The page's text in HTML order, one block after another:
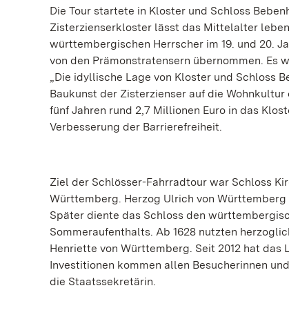
Die Tour startete in Kloster und Schloss
Zisterzienserkloster lässt das Mittelalter
württembergischen Herrscher im 19. und 20.
von den Prämonstratensern übernommen. Es
„Die idyllische Lage von Kloster und Schloss
Baukunst der Zisterzienser auf die
fünf Jahren rund 2,7 Millionen Euro in das
Verbesserung der Barrierefreiheit.
Ziel der Schlösser-Fahrradtour war Schloss
Württemberg. Herzog Ulrich von
Später diente das Schloss den
Sommeraufenthalts. Ab 1628 nutzten
Henriette von Württemberg. Seit 2012 hat das
Investitionen kommen allen Besucherinnen
die Staatssekretärin.